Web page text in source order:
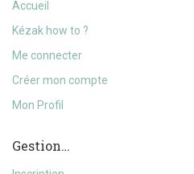
Accueil
Kézak how to ?
Me connecter
Créer mon compte
Mon Profil
Gestion…